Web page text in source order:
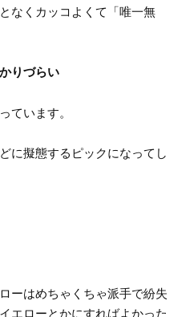
なくカッコよくて「唯一無
りづらい
ています。
に擬態するピックになってし
ーはめちゃくちゃ派手で紛失
エローとかにすればよかった